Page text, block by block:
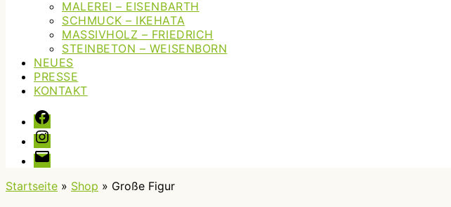
MALEREI – EISENBARTH
SCHMUCK – IKEHATA
MASSIVHOLZ – FRIEDRICH
STEINBETON – WEISENBORN
NEUES
PRESSE
KONTAKT
Facebook
Instagram
E-
Mail
Startseite » Shop » Große Figur